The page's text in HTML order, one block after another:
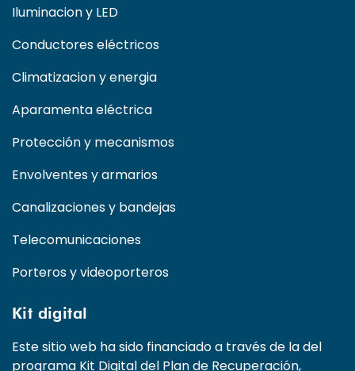
Iluminacion y LED
Conductores eléctricos
Climatizacion y energia
Aparamenta eléctrica
Protección y mecanismos
Envolventes y armarios
Canalizaciones y bandejas
Telecomunicaciones
Porteros y videoporteros
Kit digital
Este sitio web ha sido financiado a través de la del
programa Kit Digital del Plan de Recuperación,